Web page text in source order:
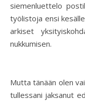
siemenluettelo
työlistoja ensi
arkiset
nukkumisen.
Mutta tänään olen
tullessani jaksanut